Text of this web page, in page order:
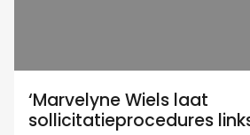
‘Marvelyne Wiels laat
sollicitatieprocedures